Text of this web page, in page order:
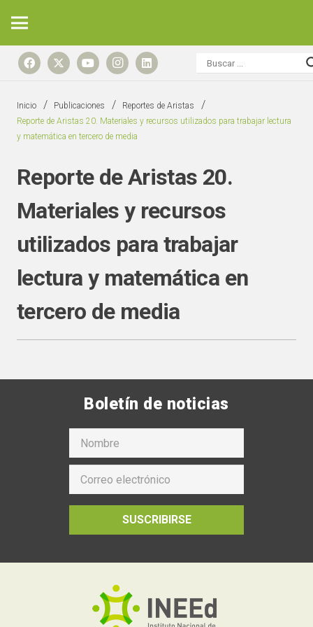
Inicio / Publicaciones / Reportes de Aristas /
Reporte de Aristas 20. Materiales y recursos utilizados para trabajar lectura
y matemática en tercero de media
Reporte de Aristas 20.
Materiales y recursos
utilizados para trabajar
lectura y matemática en
tercero de media
Boletín de noticias
SUSCRIBIRSE